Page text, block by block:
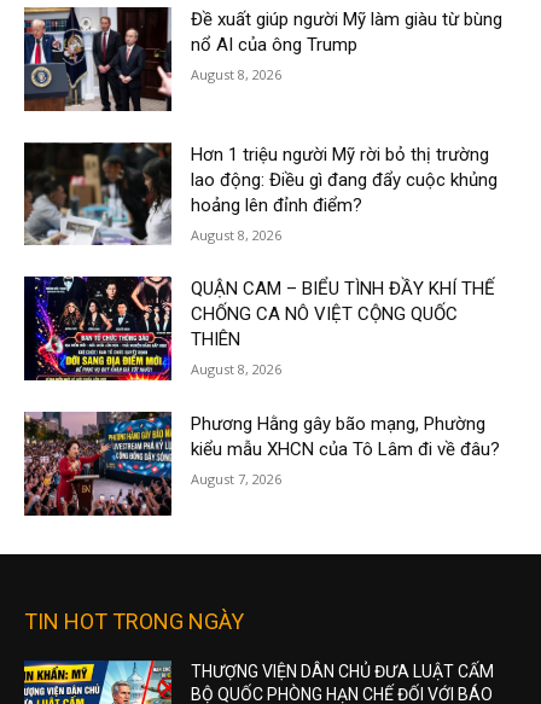
Đề xuất giúp người Mỹ làm giàu từ bùng
nổ AI của ông Trump
August 8, 2026
Hơn 1 triệu người Mỹ rời bỏ thị trường
lao động: Điều gì đang đẩy cuộc khủng
hoảng lên đỉnh điểm?
August 8, 2026
QUẬN CAM – BIỂU TÌNH ĐẦY KHÍ THẾ
CHỐNG CA NÔ VIỆT CỘNG QUỐC
THIÊN
August 8, 2026
Phương Hằng gây bão mạng, Phường
kiểu mẫu XHCN của Tô Lâm đi về đâu?
August 7, 2026
TIN HOT TRONG NGÀY
THƯỢNG VIỆN DÂN CHỦ ĐƯA LUẬT CẤM
BỘ QUỐC PHÒNG HẠN CHẾ ĐỐI VỚI BÁO